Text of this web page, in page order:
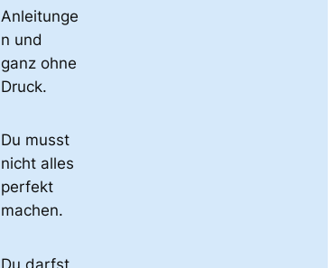
Anleitunge
n und
ganz ohne
Druck.
Du musst
nicht alles
perfekt
machen.
Du darfst